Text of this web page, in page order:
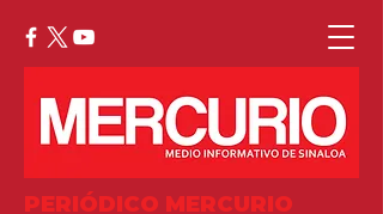
PERIÓDICO MERCURIO